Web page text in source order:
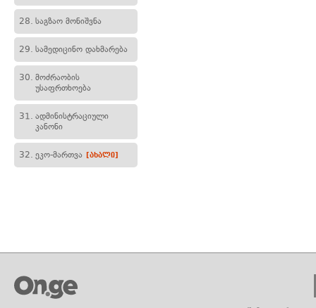
28. საგზაო მონიშვნა
29. სამედიცინო დახმარება
30. მოძრაობის
უსაფრთხოება
31. ადმინისტრაციული
კანონი
32. ეკო-მართვა [ახალი]